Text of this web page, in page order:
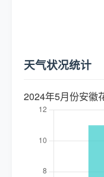
天气状况统计
2024年5月份安徽